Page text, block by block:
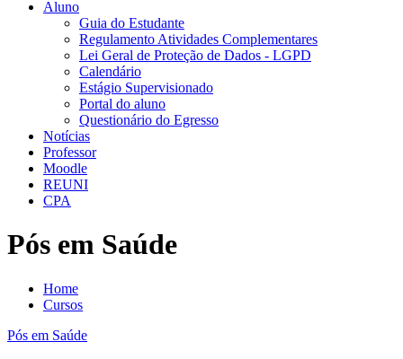
Aluno
Guia do Estudante
Regulamento Atividades Complementares
Lei Geral de Proteção de Dados - LGPD
Calendário
Estágio Supervisionado
Portal do aluno
Questionário do Egresso
Notícias
Professor
Moodle
REUNI
CPA
Pós em Saúde
Home
Cursos
Pós em Saúde